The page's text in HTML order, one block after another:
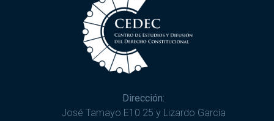
Dirección:
José Tamayo E10 25 y Lizardo García